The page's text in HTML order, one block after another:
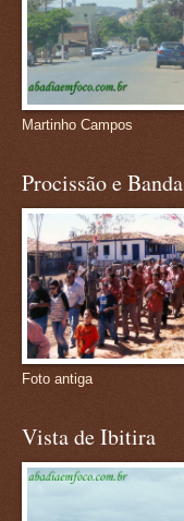
Martinho Campos
Procissão e Banda
Foto antiga
Vista de Ibitira